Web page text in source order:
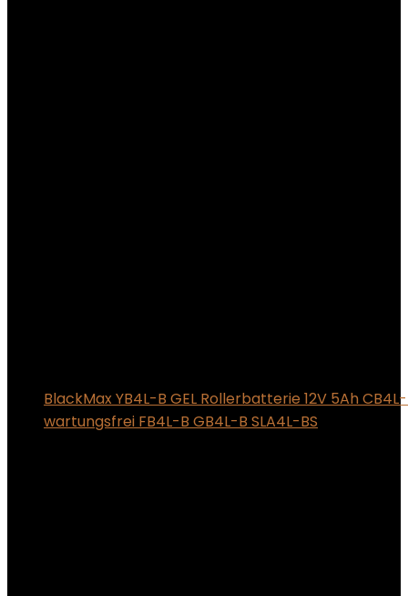
BlackMax YB4L-B GEL Rollerbatterie 12V 5Ah CB4L-
wartungsfrei FB4L-B GB4L-B SLA4L-BS